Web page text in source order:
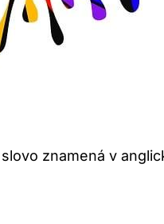
znamená v